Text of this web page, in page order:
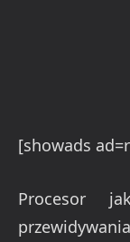
[showads
Procesor